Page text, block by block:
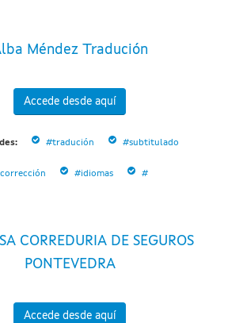
Méndez Tradución
Accede desde aquí
#tradución #subtitulado
#idiomas #
CORREDURIA DE SEGUROS
PONTEVEDRA
Accede desde aquí